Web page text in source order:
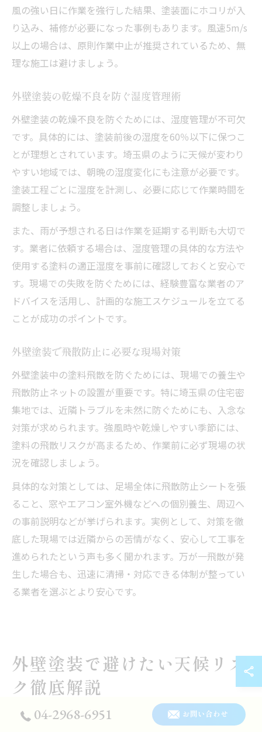
風の強い日に作業を強行した結果、塗装面にホコリが入
り込み、補修が必要になった事例もあります。風速5m/s
以上の場合は、原則作業中止が推奨されているため、無
理な施工は避けましょう。
外壁塗装の乾燥不良を防ぐ湿度管理術
外壁塗装の乾燥不良を防ぐためには、湿度管理が不可欠
です。具体的には、塗装前後の湿度を60％以下に保つこ
とが理想とされています。埼玉県のように天候が変わり
やすい地域では、朝晩の湿度変化にも注意が必要です。
塗装工程ごとに湿度を計測し、必要に応じて作業時間を
調整しましょう。
また、雨が予想される日は作業を延期する判断も大切で
す。業者に依頼する場合は、湿度管理の具体的な方法や
使用する塗料の適正湿度を事前に確認しておくと安心で
す。現場での失敗を防ぐためには、経験豊富な業者のア
ドバイスを活用し、計画的な施工スケジュールを立てる
ことが成功のポイントです。
外壁塗装で飛散防止に必要な現場対策
外壁塗装中の塗料飛散を防ぐためには、現場での養生や
飛散防止ネットの設置が重要です。特に埼玉県の住宅密
集地では、近隣トラブルを未然に防ぐためにも、入念な
対策が求められます。強風時や乾燥しやすい季節には、
塗料の飛散リスクが高まるため、作業前に必ず現場の状
況を確認しましょう。
具体的な対策としては、足場全体に飛散防止シートを張
ること、窓やエアコン室外機などへの個別養生、周辺へ
の事前説明などが挙げられます。実例として、対策を徹
底した現場では近隣からの苦情がなく、安心して工事を
進められたという声も多く聞かれます。万が一飛散が発
生した場合も、迅速に清掃・対応できる体制が整ってい
る業者を選ぶとより安心です。
外壁塗装で避けたい天候リス
ク徹底解説
外壁塗装で起こりうる天候リスクを知ろう
04-2968-6951 お問い合わせ